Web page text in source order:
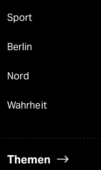
Sport
Berlin
Nord
Wahrheit
Themen